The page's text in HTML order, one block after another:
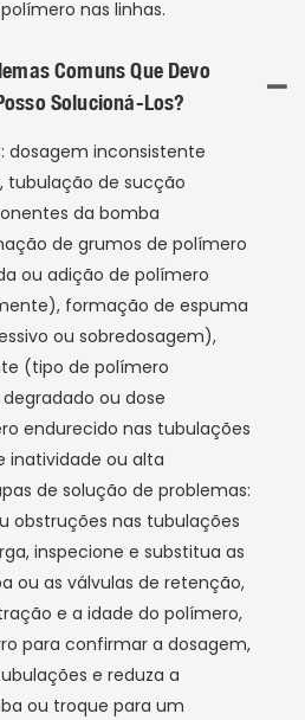
nas linhas.
Comuns Que Devo
Solucioná-Los?
dosagem inconsistente
tubulação de sucção
da bomba
de grumos de polímero
ou adição de polímero
formação de espuma
ou sobredosagem),
(tipo de polímero
ou dose
endurecido nas tubulações
inatividade ou alta
de solução de problemas:
obstruções nas tubulações
inspecione e substitua as
ou as válvulas de retenção,
e a idade do polímero,
para confirmar a dosagem,
e reduza a
ou troque para um